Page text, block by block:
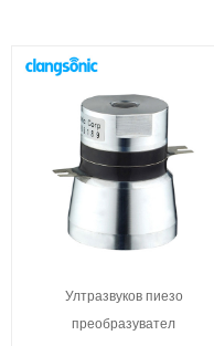
Ултразвуков пиезо
преобразувател